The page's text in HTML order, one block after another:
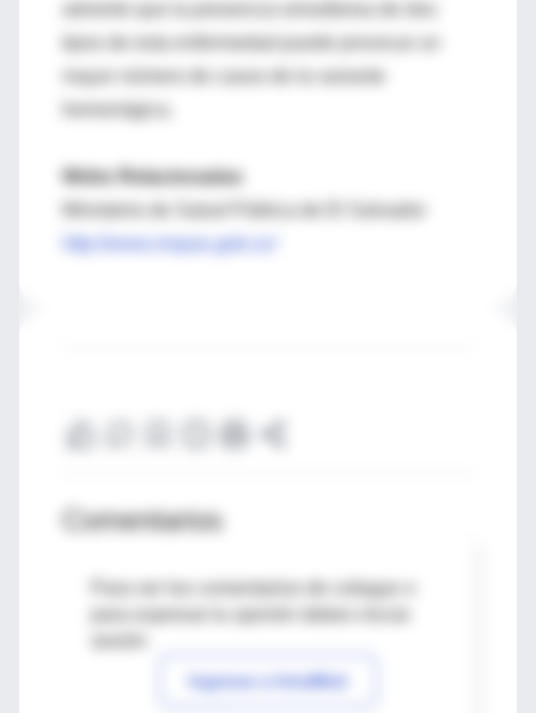
mayor número de casos de la variante
hemorrágica.
Webs Relacionadas
http://www.mspas.gob.sv/
Comentarios
Para ver los comentarios de colegas o
Ingresar a IntraMed